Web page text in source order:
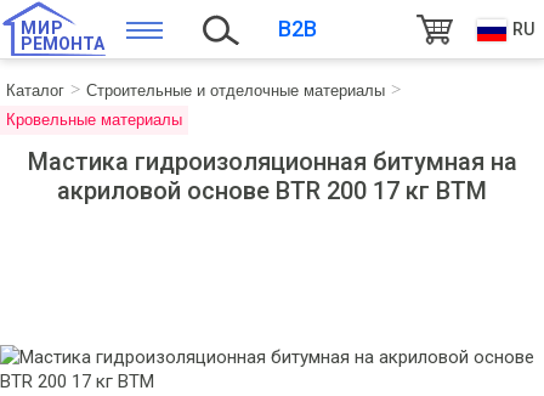
МИР
РЕМОНТА
B2B RU
Каталог
Строительные и отделочные материалы
Кровельные материалы
Мастика гидроизоляционная битумная на
акриловой основе BTR 200 17 кг BTM